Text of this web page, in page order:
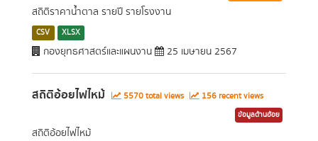
สถิติราคาน้ำตาล รายปี รายโรงงาน
CSV XLSX
กองยุทธศาสตร์และแผนงาน 25 เมษายน 2567
สถิติอ้อยไฟไหม้ 5570 total views 156 recent views
ข้อมูลด้านอ้อย
สถิติอ้อยไฟไหม้